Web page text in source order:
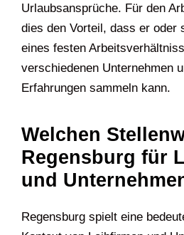
Urlaubsansprüche. Für den
dies den Vorteil, dass er oder
eines festen
verschiedenen Unternehmen
Erfahrungen sammeln kann.
Welchen
Regensburg für
und
Regensburg spielt eine